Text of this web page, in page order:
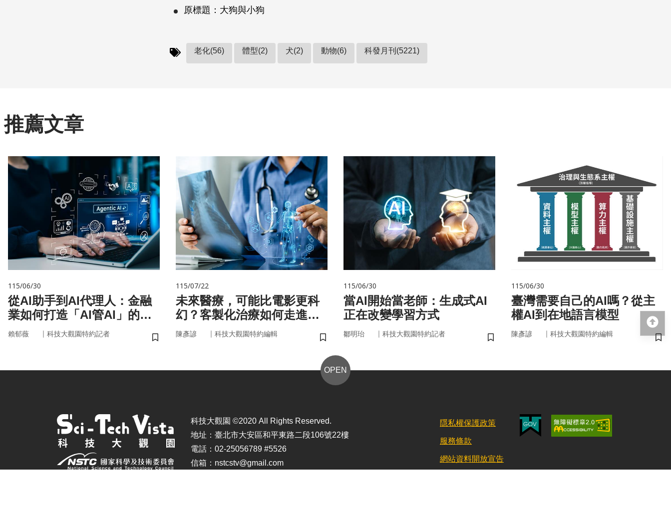
原標題：大狗與小狗
老化(56) 體型(2) 犬(2) 動物(6) 科發月刊(5221)
推薦文章
115/06/30
從AI助手到AI代理人：金融
業如何打造「AI管AI」的新
治理模式？
賴郁薇 ｜ 科技大觀園特約記者
儲存書籤
115/07/22
未來醫療，可能比電影更科
幻？客製化治療如何走進真
實世界
陳彥諺 ｜ 科技大觀園特約編輯
儲存書籤
115/06/30
當AI開始當老師：生成式AI
正在改變學習方式
鄒明珆 ｜ 科技大觀園特約記者
儲存書籤
115/06/30
臺灣需要自己的AI嗎？從主
權AI到在地語言模型
陳彥諺 ｜ 科技大觀園特約編輯
儲
OPEN
科技大觀園 ©2020 All Rights Reserved.
地址：臺北市大安區和平東路二段106號22樓
電話：02-25056789 #5526
信箱：nstcstv@gmail.com
隱私權保護政策
服務條款
網站資料開放宣告
回